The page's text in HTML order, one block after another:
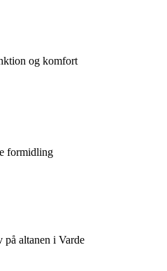
og komfort
formidling
altanen i Varde